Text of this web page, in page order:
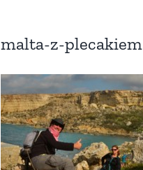
malta-z-plecakiem